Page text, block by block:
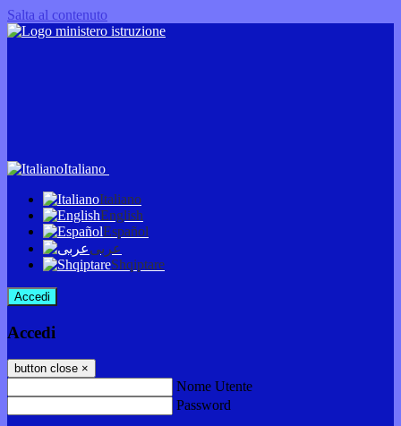
Salta al contenuto
Italiano
Italiano
English
Español
عربى
Shqiptare
Accedi
Accedi
button close ×
Nome Utente
Password